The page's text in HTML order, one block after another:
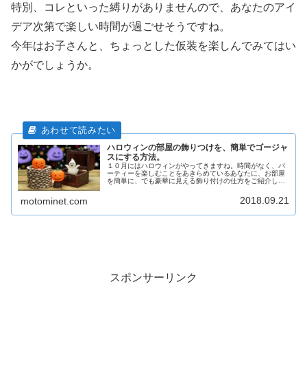
特別、コレといった縛りがありませんので、あなたのアイ
デア次第で楽しい時間が過ごせそうですね。
今年はお子さんと、ちょっとした仮装を楽しんでみてはい
かがでしょうか。
ハロウィンの部屋の飾りつけを、簡単でゴージャ
スにする方法。
１０月にはハロウィンがやってきますね。時間がなく、パ
ーティーを楽しむことをあきらめているあなたに、お部屋
を簡単に、でも豪華に見える飾り付けの仕方をご紹介しま
motominet.com 2018.09.21
スポンサーリンク